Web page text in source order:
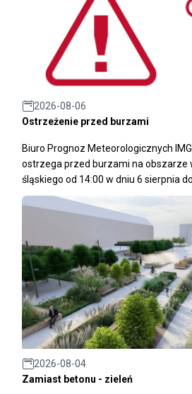
2026-08-06
Ostrzeżenie przed burzami
Biuro Prognoz Meteorologicznych
ostrzega przed burzami na obszarze
śląskiego od 14:00 w dniu 6 sierpnia
2026-08-04
Zamiast betonu - zieleń